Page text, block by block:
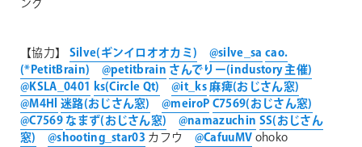
ング
【協力】 Silve(ギンイロオオカミ) @silve_sa cao.
(*PetitBrain)
@petitbrain さんでりー(industory 主催)
@KSLA_0401 ks(Circle Qt) @it_ks麻痺(おじさん窓)
@M4Hl 迷路(おじさん窓) @meiroP C7569(おじさん窓)
@C7569 なまず(おじさん窓) @namazuchin SS(おじさん
窓)
@shooting_star03 カフウ @CafuuMV ohoko